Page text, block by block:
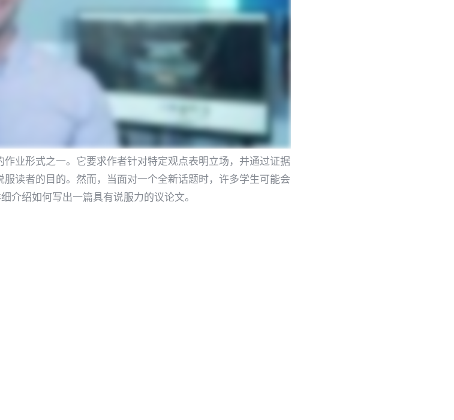
作业形式之一。它要求作者针对特定观点表明立场，并通过证据
读者的目的。然而，当面对一个全新话题时，许多学生可能会
介绍如何写出一篇具有说服力的议论文。